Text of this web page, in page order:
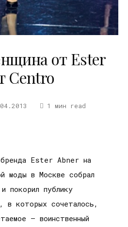
от Ester
Centro
1 мин read
Ester Abner на
моды в Москве собрал
покорил публику
в которых сочеталось,
– воинственный